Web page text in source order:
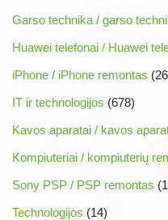
Garso technika / garso
Huawei telefonai / Huawei
iPhone / iPhone remontas
IT ir technologijos (678)
Kavos aparatai / kavos
Kompiuteriai / kompiuterių
Sony PSP / PSP remontas
Technologijos (14)